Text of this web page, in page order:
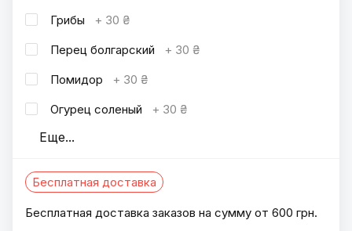
Грибы
+ 30 ₴
Перец болгарский
+ 30 ₴
Помидор
+ 30 ₴
Огурец соленый
+ 30 ₴
Еще...
Бесплатная доставка
Бесплатная доставка заказов на сумму от 600 грн.